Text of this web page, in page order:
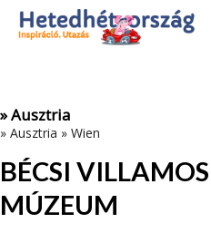
Az oldal sütiket (cookies)
Adatvédelmi tájékoztató
» Ausztria
» Ausztria » Wien
BÉCSI VILLAMOS
MÚZEUM